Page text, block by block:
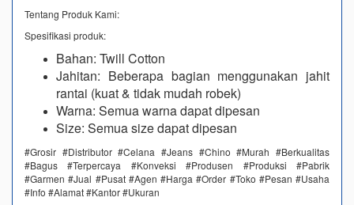
Tentang Produk Kami:
Spesifikasi produk:
Bahan: Twill Cotton
Jahitan: Beberapa bagian menggunakan jahit
rantai (kuat & tidak mudah robek)
Warna: Semua warna dapat dipesan
Size: Semua size dapat dipesan ​​
#Grosir #Distributor #Celana #Jeans #Chino #Murah #Berkualitas
#Bagus #Terpercaya #Konveksi #Produsen #Produksi #Pabrik
#Garmen #Jual #Pusat #Agen #Harga #Order #Toko #Pesan #Usaha
#Info #Alamat #Kantor #Ukuran